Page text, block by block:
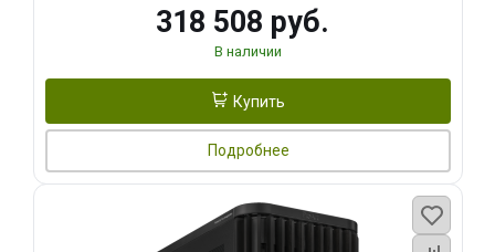
318 508 руб.
В наличии
Купить
Подробнее